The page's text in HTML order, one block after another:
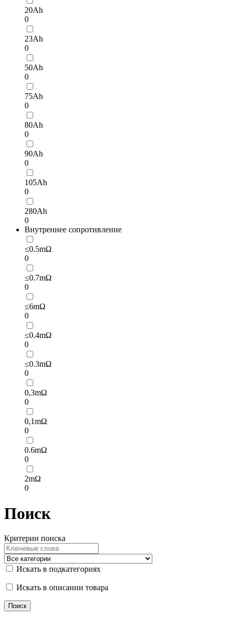
20Ah
0
23Ah
0
50Ah
0
75Ah
0
80Ah
0
90Ah
0
105Ah
0
280Ah
0
Внутреннее сопротивление
≤0.5mΩ
0
≤0.7mΩ
0
≤6mΩ
0
≤0.4mΩ
0
≤0.3mΩ
0
0,3mΩ
0
0,1mΩ
0
0.6mΩ
0
2mΩ
0
Поиск
Критерии поиска
Искать в подкатегориях
Искать в описании товара